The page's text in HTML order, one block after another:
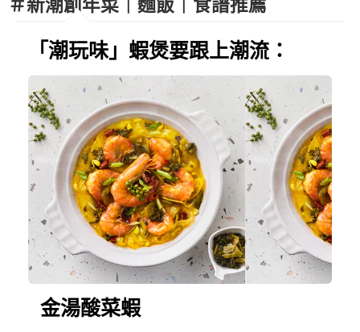
「潮玩味」蝦煲要跟上潮流：
金湯酸菜蝦